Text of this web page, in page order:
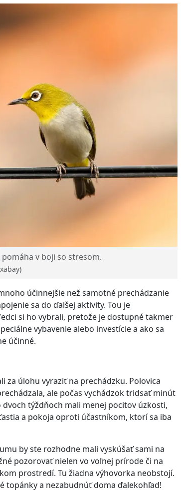
v boji so stresom.
účinnejšie než samotné prechádzanie
sa do ďalšej aktivity. Tou je
si ho vybrali, pretože je dostupné takmer
vybavenie alebo investície a ako sa
účinné.
za úlohu vyraziť na prechádzku. Polovica
ale počas vychádzok tridsať minút
dvoch týždňoch mali menej pocitov úzkosti,
a pokoja oproti účastníkom, ktorí sa iba
by ste rozhodne mali vyskúšať sami na
pozorovať nielen vo voľnej prírode či na
prostredí. Tu žiadna výhovorka neobstojí.
topánky a nezabudnúť doma ďalekohľad!